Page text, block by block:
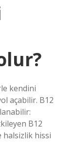
kendini
açabilir. B12
B12
hissi